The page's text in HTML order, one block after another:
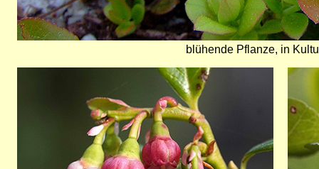
blühende Pflanze, in
Bild